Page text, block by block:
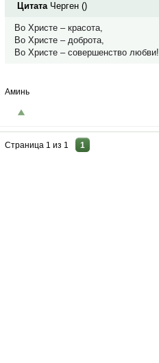
Цитата Черген ()
Во Христе – красота,
Во Христе – доброта,
Во Христе – совершенство любви!
Аминь
Страница 1 из 1 1